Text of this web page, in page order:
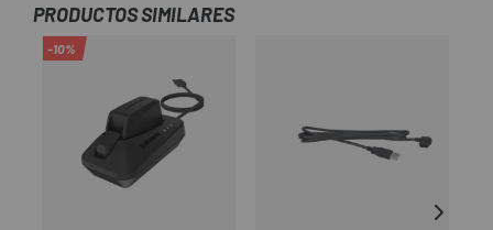
PRODUCTOS SIMILARES
-10%